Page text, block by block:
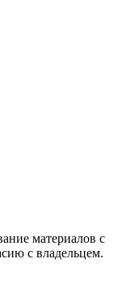
материалов с
с владельцем.